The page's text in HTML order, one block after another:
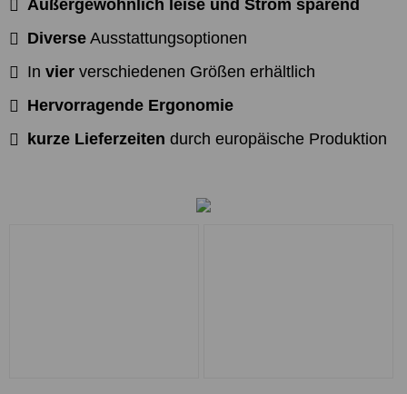
Außergewöhnlich leise und Strom sparend
Diverse Ausstattungsoptionen
In vier verschiedenen Größen erhältlich
Hervorragende Ergonomie
kurze Lieferzeiten durch europäische Produktion